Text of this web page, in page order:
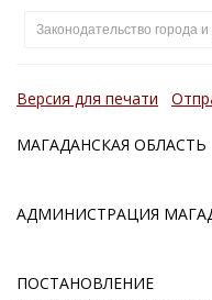
Законодательство города и
Версия для печати
МАГАДАНСКАЯ ОБЛАСТЬ
АДМИНИСТРАЦИЯ
ПОСТАНОВЛЕНИЕ